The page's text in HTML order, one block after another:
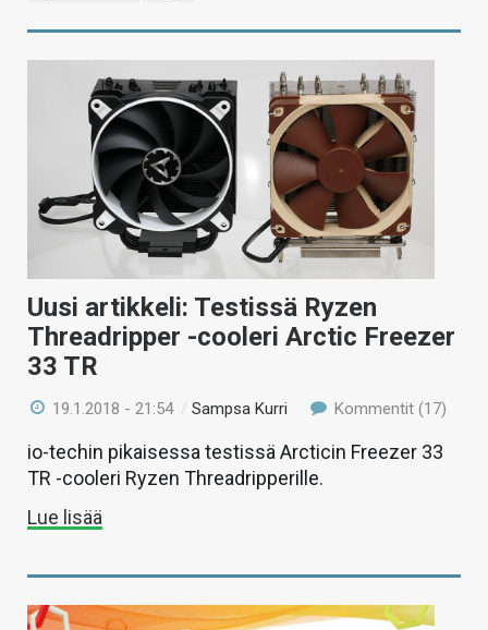
Uusi artikkeli: Testissä Ryzen
Threadripper -cooleri Arctic Freezer
33 TR
19.1.2018 - 21:54 /Sampsa Kurri Kommentit (17)
io-techin pikaisessa testissä Arcticin Freezer 33
TR -cooleri Ryzen Threadripperille.
Lue lisää